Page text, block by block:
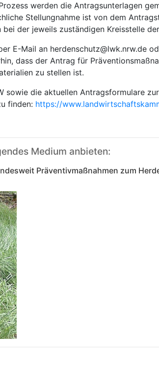
werden die Antragsunterlagen
Stellungnahme ist von dem
der jeweils zuständigen Kreisstelle
E-Mail an herdenschutz@lwk.nrw.de
dass der Antrag für
zu stellen ist.
sowie die aktuellen Antragsformulare
finden: https://
Medium anbieten:
Präventivmaßnahmen zum